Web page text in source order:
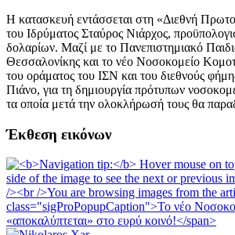
Η κατασκευή εντάσσεται στη «Διεθνή
του Ιδρύματος Σταύρος Νιάρχος,
δολαρίων. Μαζί με το Πανεπιστημιακό
Θεσσαλονίκης και το νέο Νοσοκομείο
του οράματος του ΙΣΝ και του διεθνούς
Πιάνο, για τη δημιουργία πρότυπων
τα οποία μετά την ολοκλήρωσή τους θα
Έκθεση εικόνων